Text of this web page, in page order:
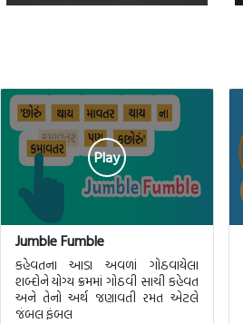
દુઃખ થયું, આજની નવી આવનારી પેઠી
Play
Jumble Fumble
કહેવતના આડા અવળાં ગોઠવાયેલા
શબ્દોને યોગ્ય ક્રમમાં ગોઠવી સાચી કહેવત
અને તેનો અર્થ જણાવતી રમત એટલે
જંબલ ફંબલ